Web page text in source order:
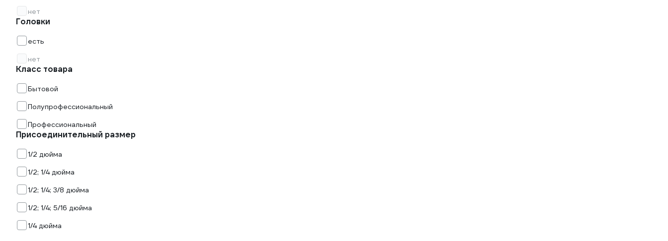
нет
Головки
есть
нет
Класс товара
Бытовой
Полупрофессиональный
Профессиональный
Присоединительный размер
1/2 дюйма
1/2; 1/4 дюйма
1/2; 1/4; 3/8 дюйма
1/2; 1/4; 5/16 дюйма
1/4 дюйма